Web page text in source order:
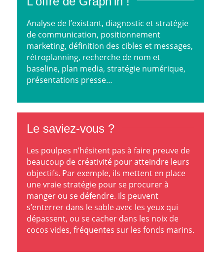
Analyse de l’existant, diagnostic et stratégie
de communication, positionnement
marketing, définition des cibles et messages,
rétroplanning, recherche de nom et
baseline, plan media, stratégie numérique,
présentations presse…
Le saviez-vous ?
Les poulpes n’hésitent pas à faire preuve de
beaucoup de créativité pour atteindre leurs
objectifs. Par exemple, ils mettent en place
une vraie stratégie pour se procurer à
manger ou se défendre. Ils peuvent
s’enterrer dans le sable avec les yeux qui
dépassent, ou se cacher dans les noix de
cocos vides, fréquentes sur les fonds marins.